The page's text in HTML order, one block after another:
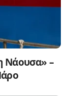
Νάουσα» –